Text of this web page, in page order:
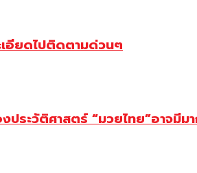
เอียดไปติดตามด่วนๆ
ระวัติศาสตร์ “มวยไทย”อาจมี